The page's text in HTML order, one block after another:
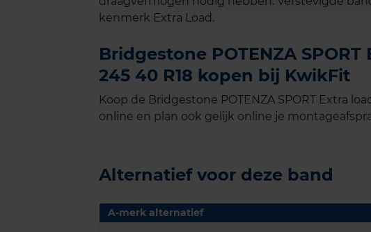
kenmerk Extra Load.
Bridgestone POTENZA
245 40 R18 kopen bij KwikFit
Koop de Bridgestone POTENZA SPORT Extra
online en plan ook gelijk online je
Alternatief voor deze band
A-merk alternatief